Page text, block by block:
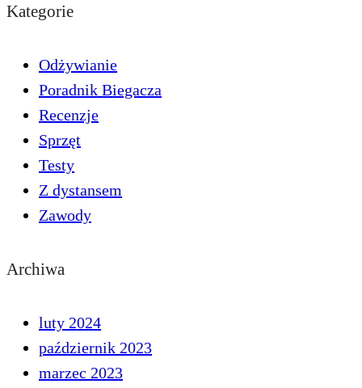
Kategorie
Odżywianie
Poradnik Biegacza
Recenzje
Sprzęt
Testy
Z dystansem
Zawody
Archiwa
luty 2024
październik 2023
marzec 2023